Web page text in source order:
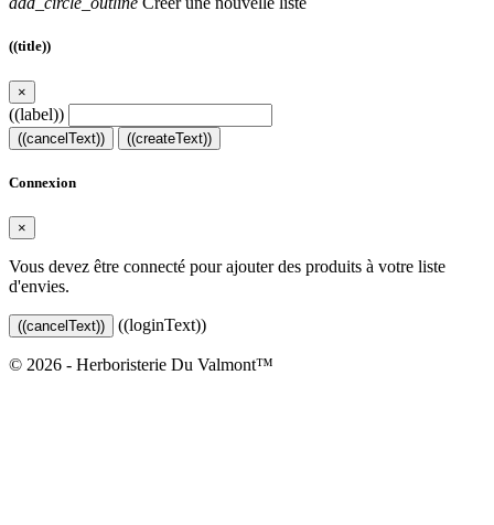
((title))
×
((label))
((cancelText)) ((createText))
Connexion
×
Vous devez être connecté pour ajouter des produits à votre liste
d'envies.
((cancelText)) ((loginText))
© 2026 - Herboristerie Du Valmont™